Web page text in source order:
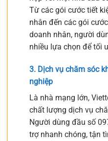
Từ các gói cước tiết
nhân đến các gói
doanh nhân, người
nhiều lựa chọn để tối
3. Dịch vụ chăm sóc
nghiệp
Là nhà mạng lớn,
chất lượng dịch vụ
Người dùng đầu số
trợ nhanh chóng, tận